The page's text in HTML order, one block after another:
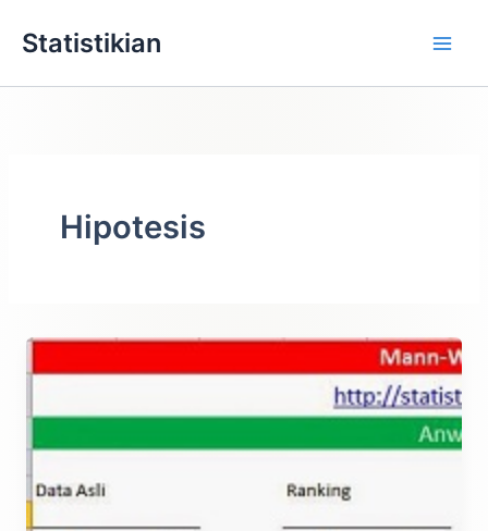
Statistikian
Hipotesis